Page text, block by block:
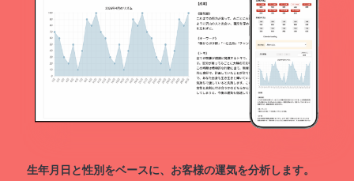
生年月日と性別をベースに、お客様の運気を分析します。